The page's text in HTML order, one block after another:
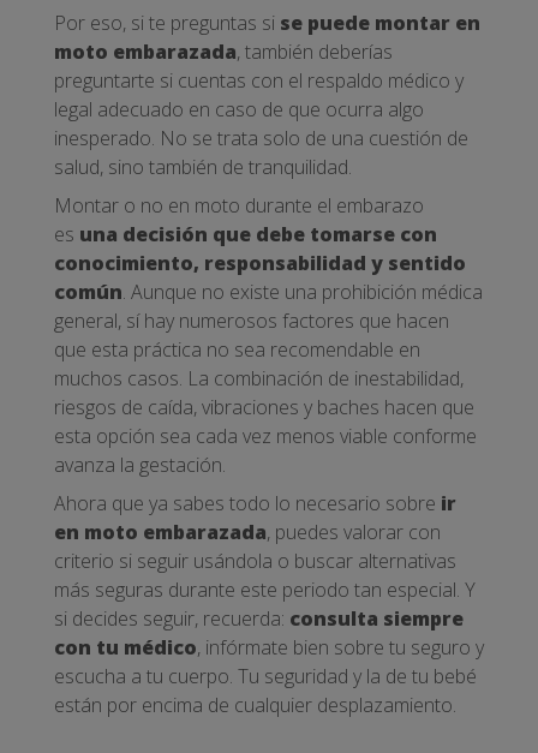
Por eso, si te preguntas si se puede montar en
moto embarazada, también deberías
preguntarte si cuentas con el respaldo médico y
legal adecuado en caso de que ocurra algo
inesperado. No se trata solo de una cuestión de
salud, sino también de tranquilidad.
Montar o no en moto durante el embarazo
es una decisión que debe tomarse con
conocimiento, responsabilidad y sentido
común. Aunque no existe una prohibición médica
general, sí hay numerosos factores que hacen
que esta práctica no sea recomendable en
muchos casos. La combinación de inestabilidad,
riesgos de caída, vibraciones y baches hacen que
esta opción sea cada vez menos viable conforme
avanza la gestación.
Ahora que ya sabes todo lo necesario sobre ir
en moto embarazada, puedes valorar con
criterio si seguir usándola o buscar alternativas
más seguras durante este periodo tan especial. Y
si decides seguir, recuerda: consulta siempre
con tu médico, infórmate bien sobre tu seguro y
escucha a tu cuerpo. Tu seguridad y la de tu bebé
están por encima de cualquier desplazamiento.